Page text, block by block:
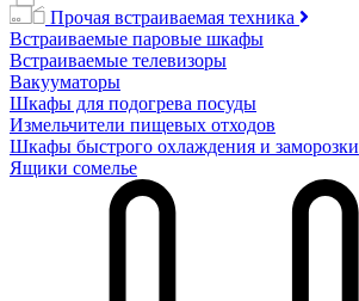
Прочая встраиваемая техника
Встраиваемые паровые шкафы
Встраиваемые телевизоры
Вакууматоры
Шкафы для подогрева посуды
Измельчители пищевых отходов
Шкафы быстрого охлаждения и заморозки
Ящики сомелье